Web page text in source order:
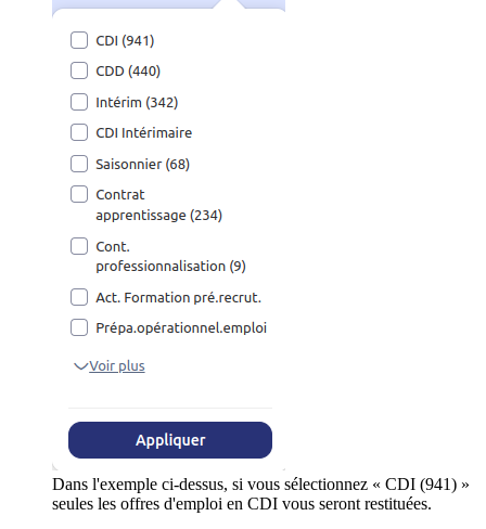
Dans l'exemple ci-dessus, si vous sélectionnez « CDI (941) »
seules les offres d'emploi en CDI vous seront restituées.